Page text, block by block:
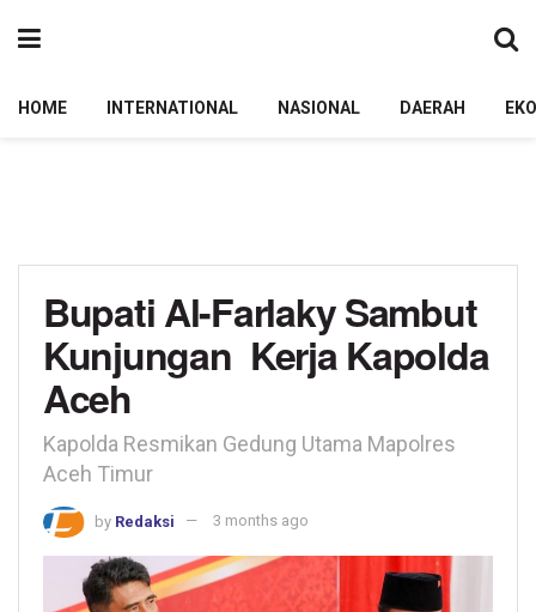
HOME INTERNATIONAL NASIONAL DAERAH
Bupati Al-Farlaky Sambut
Kunjungan Kerja Kapolda
Aceh
Kapolda Resmikan Gedung Utama Mapolres
Aceh Timur
by Redaksi 3 months ago